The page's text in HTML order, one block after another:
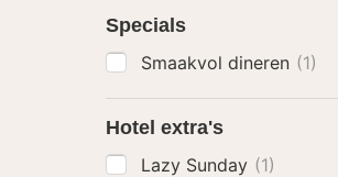
Specials
Smaakvol dineren (1)
Hotel extra's
Lazy Sunday (1)